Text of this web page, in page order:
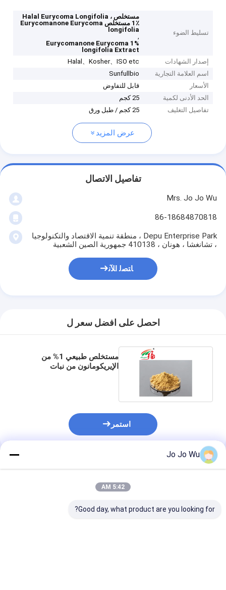
تسليط الضوء
مستخلص Halal Eurycoma Longifolia ،
1٪ مستخلص Eurycomanone Eurycoma
longifolia
,
1% Eurycomanone Eurycoma
longifolia Extract
إصدار الشهادات
Halal、Kosher、ISO etc
اسم العلامة التجارية
Sunfullbio
الأسعار
قابل للتفاوض
الحد الأدنى لكمية
25 كجم
تفاصيل التغليف
25 كجم / طبل ورق
عرض المزيد
تفاصيل الاتصال
Mrs. Jo Jo Wu
86-18684870818
Depu Enterprise Park ، منطقة تنمية الاقتصاد والتكنولوجيا
، تشانغشا ، هونان ، 410138 جمهورية الصين الشعبية
ﺎﺘﺼﻟ ﺍﻶﻧ
احصل على افضل سعر ل
مستخلص طبيعي 1% من
الإيريكومانون من نبات
استمر
المنتجات الموصى بها
Jo Jo Wu
5:42 AM
Good day, what product are you looking for?